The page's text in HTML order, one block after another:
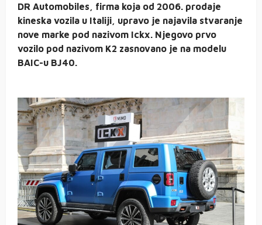
DR Automobiles, firma koja od 2006. prodaje
kineska vozila u Italiji, upravo je najavila stvaranje
nove marke pod nazivom Ickx. Njegovo prvo
vozilo pod nazivom K2 zasnovano je na modelu
BAIC-u BJ40.